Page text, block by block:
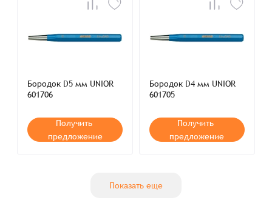
Бородок D5 мм UNIOR
601706
Получить
предложение
Бородок D4 мм UNIOR
601705
Получить
предложение
Показать еще